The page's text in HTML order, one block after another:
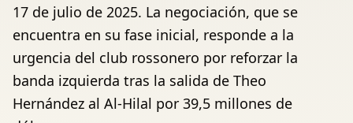
17 de julio de 2025. La negociación, que se
encuentra en su fase inicial, responde a la
urgencia del club rossonero por reforzar la
banda izquierda tras la salida de Theo
Hernández al Al-Hilal por 39,5 millones de